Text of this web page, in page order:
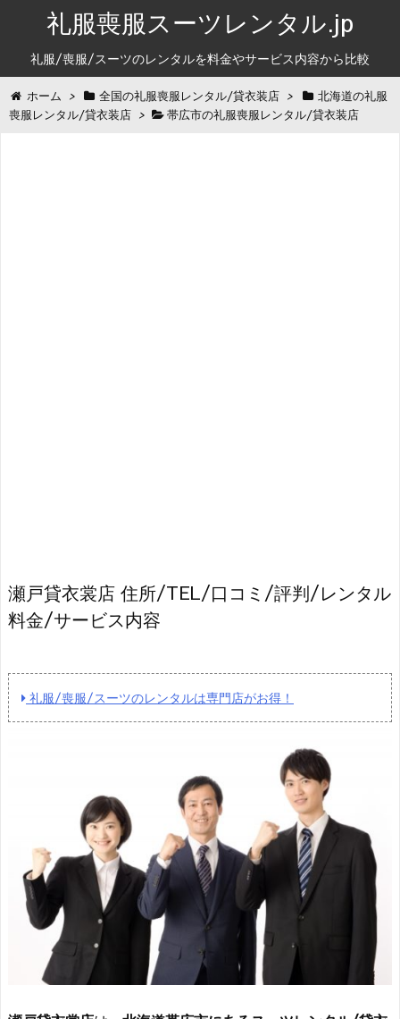
礼服喪服スーツレンタル.jp
礼服/喪服/スーツのレンタルを料金やサービス内容から比較
ホーム > 全国の礼服喪服レンタル/貸衣装店 >
北海道の礼服
喪服レンタル/貸衣装店 > 帯広市の礼服喪服レンタル/貸衣装店
瀬戸貸衣裳店 住所/TEL/口コミ/評判/レンタル
料金/サービス内容
礼服/喪服/スーツのレンタルは専門店がお得！